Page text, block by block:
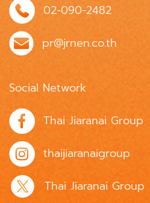
02-090-2482
pr@jrnen.co.th
Social Network
Thai Jiaranai Group
thaijiaranaigroup
Thai Jiaranai Group